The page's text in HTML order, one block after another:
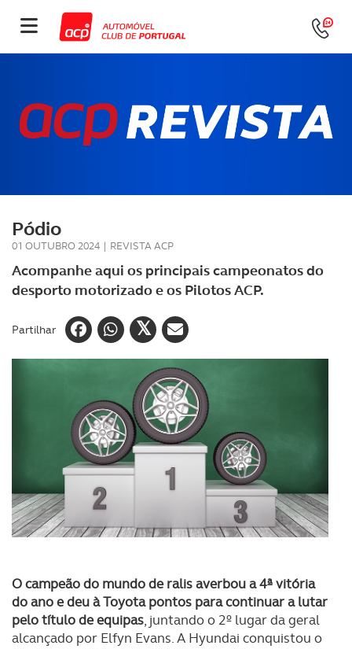
Pódio
01 OUTUBRO 2024 | REVISTA ACP
Acompanhe aqui os principais campeonatos do
desporto motorizado e os Pilotos ACP.
Partilhar
O campeão do mundo de ralis averbou a 4ª vitória
do ano e deu à Toyota pontos para continuar a lutar
pelo título de equipas, juntando o 2º lugar da geral
alcançado por Elfyn Evans. A Hyundai conquistou o